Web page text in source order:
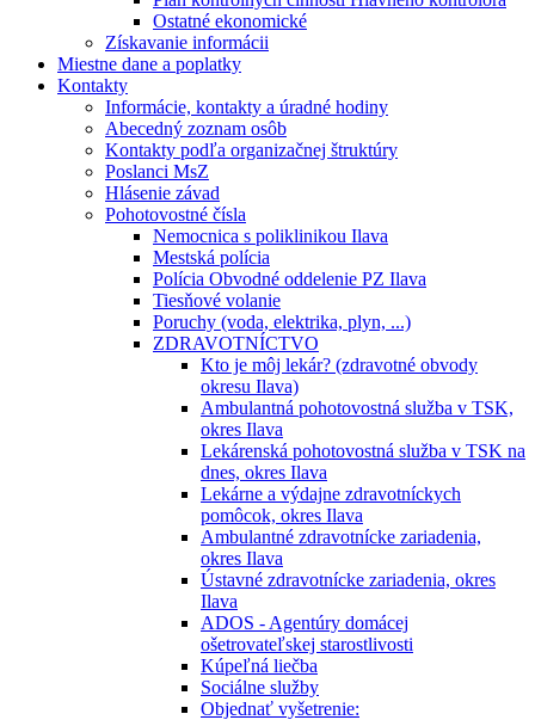
Ostatné ekonomické
Získavanie informácii
Miestne dane a poplatky
Kontakty
Informácie, kontakty a úradné hodiny
Abecedný zoznam osôb
Kontakty podľa organizačnej štruktúry
Poslanci MsZ
Hlásenie závad
Pohotovostné čísla
Nemocnica s poliklinikou Ilava
Mestská polícia
Polícia Obvodné oddelenie PZ Ilava
Tiesňové volanie
Poruchy (voda, elektrika, plyn, ...)
ZDRAVOTNÍCTVO
Kto je môj lekár? (zdravotné obvody
okresu Ilava)
Ambulantná pohotovostná služba v TSK,
okres Ilava
Lekárenská pohotovostná služba v TSK na
dnes, okres Ilava
Lekárne a výdajne zdravotníckych
pomôcok, okres Ilava
Ambulantné zdravotnícke zariadenia,
okres Ilava
Ústavné zdravotnícke zariadenia, okres
Ilava
ADOS - Agentúry domácej
ošetrovateľskej starostlivosti
Kúpeľná liečba
Sociálne služby
Objednať vyšetrenie: